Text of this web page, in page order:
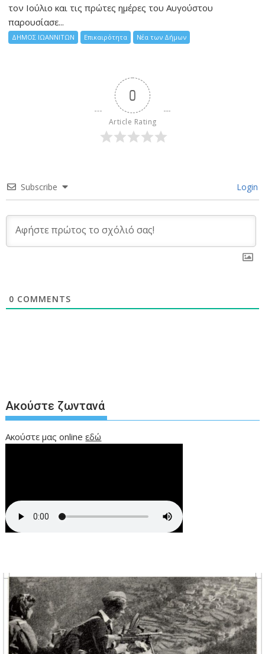
τον Ιούλιο και τις πρώτες ημέρες του Αυγούστου
παρουσίασε...
ΔΗΜΟΣ ΙΩΑΝΝΙΤΩΝ Επικαιρότητα Νέα των Δήμων
0
Article Rating
Subscribe Login
0 COMMENTS
Ακούστε ζωντανά
Ακούστε μας onlineεδώ